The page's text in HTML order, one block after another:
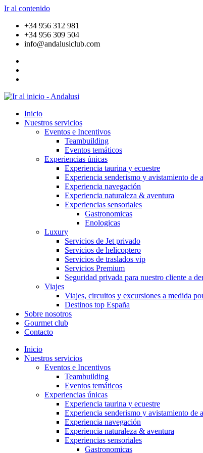
Ir al contenido
+34 956 312 981
+34 956 309 504
info@andalusiclub.com
Inicio
Nuestros servicios
Eventos e Incentivos
Teambuilding
Eventos temáticos
Experiencias únicas
Experiencia taurina y ecuestre
Experiencia senderismo y avistamiento de
Experiencia navegación
Experiencia naturaleza & aventura
Experiencias sensoriales
Gastronomicas
Enologicas
Luxury
Servicios de Jet privado
Servicios de helicoptero
Servicios de traslados vip
Servicios Premium
Seguridad privada para nuestro cliente a
Viajes
Viajes, circuitos y excursiones a medida
Destinos top España
Sobre nosotros
Gourmet club
Contacto
Inicio
Nuestros servicios
Eventos e Incentivos
Teambuilding
Eventos temáticos
Experiencias únicas
Experiencia taurina y ecuestre
Experiencia senderismo y avistamiento de
Experiencia navegación
Experiencia naturaleza & aventura
Experiencias sensoriales
Gastronomicas